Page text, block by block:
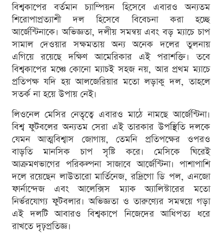
বিশ্বকাপের বর্তমান চ্যাম্পিয়ন হিসেবে এবারও অন্যতম
শিরোপাপ্রত্যাশী দল হিসেবে বিবেচনা করা হচ্ছে
আর্জেন্টিনাকে। অভিজ্ঞতা, দলীয় সমন্বয় এবং বড় ম্যাচে চাপ
সামাল দেওয়ার সক্ষমতায় অন্য অনেক দলের তুলনায়
এগিয়ে রয়েছে দক্ষিণ আমেরিকার এই পরাশক্তি। তবে
বিশ্বকাপের মঞ্চে কোনো ম্যাচই সহজ নয়, আর প্রথম ম্যাচে
প্রতিপক্ষ যদি হয় আলজেরিয়ার মতো লড়াকু দল, তাহলে
সতর্ক না হয়ে উপায় নেই।
লিওনেল মেসির নেতৃত্বে এবারও মাঠে নামছে আর্জেন্টিনা।
বিশ্ব ফুটবলের অন্যতম সেরা এই তারকার উপস্থিতি দলকে
যেমন আত্মবিশ্বাস জোগায়, তেমনি প্রতিপক্ষের ওপরও
বাড়তি মানসিক চাপ সৃষ্টি করে। মেসিকে ঘিরেই
আক্রমণভাগের পরিকল্পনা সাজাবে আর্জেন্টিনা। পাশাপাশি
দলে রয়েছেন লাউতারো মার্তিনেজ, রদ্রিগো ডি পল, এনজো
ফার্নান্দেজ এবং আলেক্সিস ম্যাক অ্যালিস্টারের মতো
নির্ভরযোগ্য ফুটবলার। অভিজ্ঞতা ও তারুণ্যের সমন্বয়ে গড়া
এই দলটি আবারও বিশ্বকাপে নিজেদের আধিপত্য ধরে
রাখতে দৃঢ়প্রতিজ্ঞ।